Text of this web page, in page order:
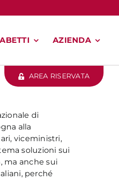
AZIENDA
AREA RISERVATA
di
alla
viceministri,
soluzioni sui
, ma anche sui
perché